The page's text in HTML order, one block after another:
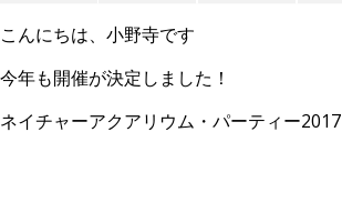
こんにちは、小野寺です
今年も開催が決定しました！
ネイチャーアクアリウム・パーティー2017